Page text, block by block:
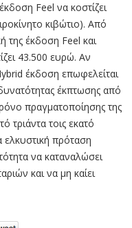
Feel να κοστίζει
κιβώτιο). Από
της έκδοση Feel και
43.500 ευρώ. Αν
έκδοση επωφελείται
έκπτωσης από
πραγματοποίησης της
τριάντα τοις εκατό
ελκυστική πρόταση
να καταναλώσει
και να μη καίει